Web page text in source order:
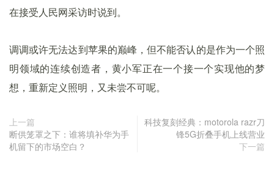
在接受人民网采访时说到。
调调或许无法达到苹果的巅峰，但不能否认的是作为一个照
明领域的连续创造者，黄小军正在一个接一个实现他的梦
想，重新定义照明，又未尝不可呢。
上一篇
断供笼罩之下：谁将填补华为手
机留下的市场空白？
科技复刻经典：motorola razr刀
锋5G折叠手机上线营业
下一篇